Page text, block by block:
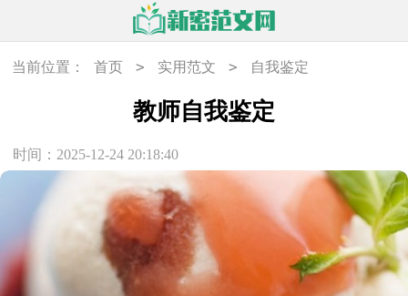
当前位置： 首页 > 实用范文 > 自我鉴定
教师自我鉴定
时间：2025-12-24 20:18:40